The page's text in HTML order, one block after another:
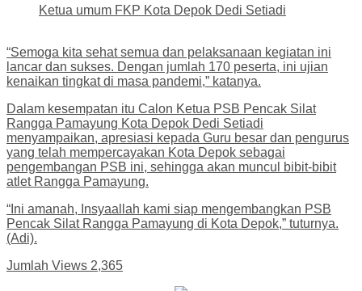
Ketua umum FKP Kota Depok Dedi Setiadi
“Semoga kita sehat semua dan pelaksanaan kegiatan ini
lancar dan sukses. Dengan jumlah 170 peserta, ini ujian
kenaikan tingkat di masa pandemi,” katanya.
Dalam kesempatan itu Calon Ketua PSB Pencak Silat
Rangga Pamayung Kota Depok Dedi Setiadi
menyampaikan, apresiasi kepada Guru besar dan pengurus
yang telah mempercayakan Kota Depok sebagai
pengembangan PSB ini, sehingga akan muncul bibit-bibit
atlet Rangga Pamayung.
“Ini amanah, Insyaallah kami siap mengembangkan PSB
Pencak Silat Rangga Pamayung di Kota Depok,” tuturnya.
(Adi).
Jumlah Views 2,365